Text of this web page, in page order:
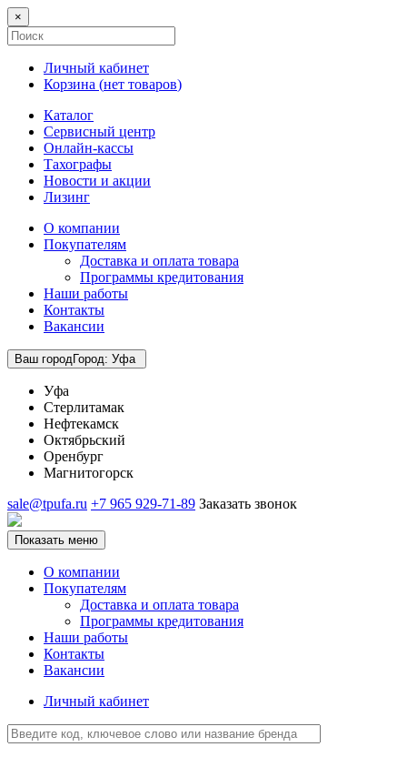
×
Личный кабинет
Корзина (нет товаров)
Каталог
Сервисный центр
Онлайн-кассы
Тахографы
Новости и акции
Лизинг
О компании
Покупателям
Доставка и оплата товара
Программы кредитования
Наши работы
Контакты
Вакансии
Ваш городГород: Уфа
Уфа
Стерлитамак
Нефтекамск
Октябрьский
Оренбург
Магнитогорск
sale@tpufa.ru +7 965 929-71-89 Заказать звонок
Показать меню
О компании
Покупателям
Доставка и оплата товара
Программы кредитования
Наши работы
Контакты
Вакансии
Личный кабинет